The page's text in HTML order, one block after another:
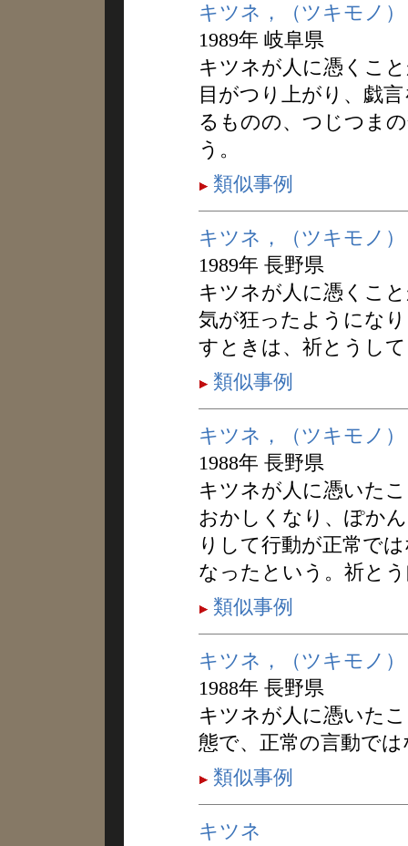
キツネ，（ツキモノ）
1989年 岐阜県
キツネが人に憑くこ
目がつり上がり、戯
るものの、つじつま
う。
類似事例
キツネ，（ツキモノ）
1989年 長野県
キツネが人に憑くこ
気が狂ったようにな
すときは、祈とうし
類似事例
キツネ，（ツキモノ）
1988年 長野県
キツネが人に憑いた
おかしくなり、ぽか
りして行動が正常で
なったという。祈と
類似事例
キツネ，（ツキモノ）
1988年 長野県
キツネが人に憑いた
態で、正常の言動で
類似事例
キツネ